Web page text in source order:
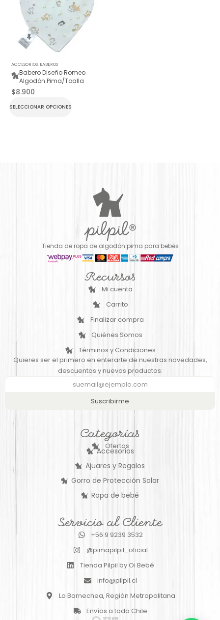
ACCESORIOS, BABEROS
Babero Diseño Romeo
Algodón Pima/Toalla
$8.900
SELECCIONAR OPCIONES
Tienda de ropa de algodón pima para bebés
Recursos
Mi cuenta
Carrito
Finalizar compra
Quiénes Somos
Términos y Condiciones
Quieres ser el primero en enterarte de nuestras novedades,
descuentos y nuevos productos:
Suscribirme
Categorías
Ofertas
Accesorios
Ajuares y Regalos
Gorro de Protección Solar
Ropa de bebé
Servicio al Cliente
+56 9 9239 3532
@pimapilpil_oficial
Tienda Pilpil by Oi Bebé
info@pilpil.cl
Lo Barnechea, Región Metropolitana
Envíos a todo Chile